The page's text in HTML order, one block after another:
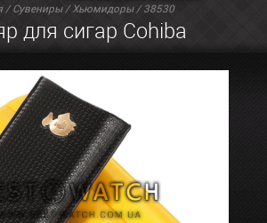
/Сувениры/Хьюмидоры/ 38530
для сигар Cohiba